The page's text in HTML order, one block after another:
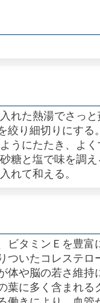
れた熱湯でさっ
絞り細切りにする。
うにたたき、よく
糖と塩で味を調え
れて和える。
ビタミンＥを豊富
ついたコレステロ
体や脳の若さ維持
葉に多く含まれる